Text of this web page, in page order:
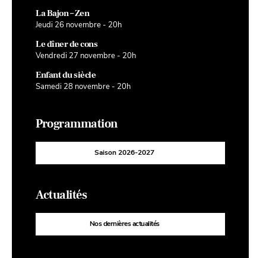
La Bajon – Zen
Jeudi 26 novembre - 20h
Le dîner de cons
Vendredi 27 novembre - 20h
Enfant du siècle
Samedi 28 novembre - 20h
Programmation
Saison 2026-2027
Actualités
Nos dernières actualités